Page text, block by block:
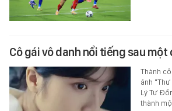
Cô gái vô danh nổi tiếng sau một
Thành
ảnh
Lý Tư
thành